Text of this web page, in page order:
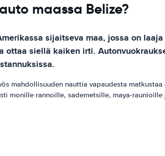
maassa Belize?
sijaitseva maa, jossa on
ottaa siellä kaiken irti.
mahdollisuuden nauttia vapaudesta
monille rannoille, sademetsille, maya-